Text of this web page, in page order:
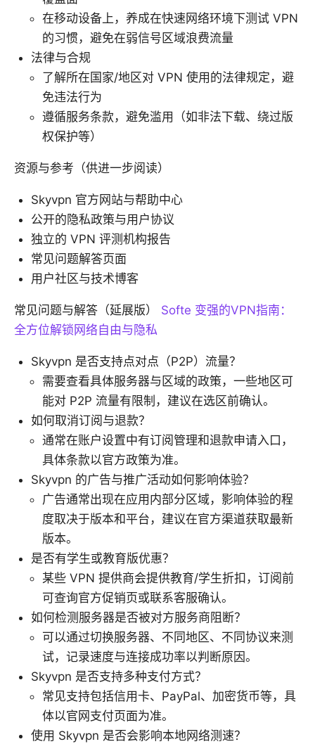
在移动设备上，养成在快速网络环境下测试 VPN
的习惯，避免在弱信号区域浪费流量
法律与合规
了解所在国家/地区对 VPN 使用的法律规定，避
免违法行为
遵循服务条款，避免滥用（如非法下载、绕过版
权保护等）
资源与参考（供进一步阅读）
Skyvpn 官方网站与帮助中心
公开的隐私政策与用户协议
独立的 VPN 评测机构报告
常见问题解答页面
用户社区与技术博客
常见问题与解答（延展版） Softe 变强的VPN指南：
全方位解锁网络自由与隐私
Skyvpn 是否支持点对点（P2P）流量？
需要查看具体服务器与区域的政策，一些地区可
能对 P2P 流量有限制，建议在选区前确认。
如何取消订阅与退款？
通常在账户设置中有订阅管理和退款申请入口，
具体条款以官方政策为准。
Skyvpn 的广告与推广活动如何影响体验？
广告通常出现在应用内部分区域，影响体验的程
度取决于版本和平台，建议在官方渠道获取最新
版本。
是否有学生或教育版优惠？
某些 VPN 提供商会提供教育/学生折扣，订阅前
可查询官方促销页或联系客服确认。
如何检测服务器是否被对方服务商阻断？
可以通过切换服务器、不同地区、不同协议来测
试，记录速度与连接成功率以判断原因。
Skyvpn 是否支持多种支付方式？
常见支持包括信用卡、PayPal、加密货币等，具
体以官网支付页面为准。
使用 Skyvpn 是否会影响本地网络测速？